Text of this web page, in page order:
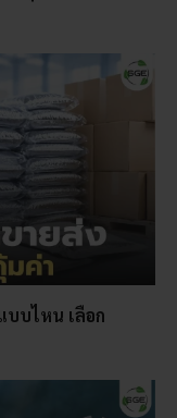
บบไหน เลือก